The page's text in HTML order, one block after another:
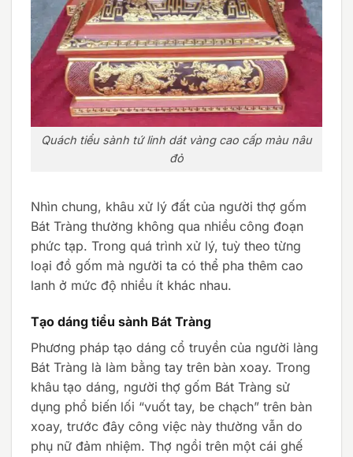
Quách tiểu sành tứ linh dát vàng cao cấp màu nâu
đỏ
Nhìn chung, khâu xử lý đất của người thợ gốm
Bát Tràng thường không qua nhiều công đoạn
phức tạp. Trong quá trình xử lý, tuỳ theo từng
loại đồ gốm mà người ta có thể pha thêm cao
lanh ở mức độ nhiều ít khác nhau.
Tạo dáng tiểu sành Bát Tràng
Phương pháp tạo dáng cổ truyền của người làng
Bát Tràng là làm bằng tay trên bàn xoay. Trong
khâu tạo dáng, người thợ gốm Bát Tràng sử
dụng phổ biến lối “vuốt tay, be chạch” trên bàn
xoay, trước đây công việc này thường vẫn do
phụ nữ đảm nhiệm. Thợ ngồi trên một cái ghế